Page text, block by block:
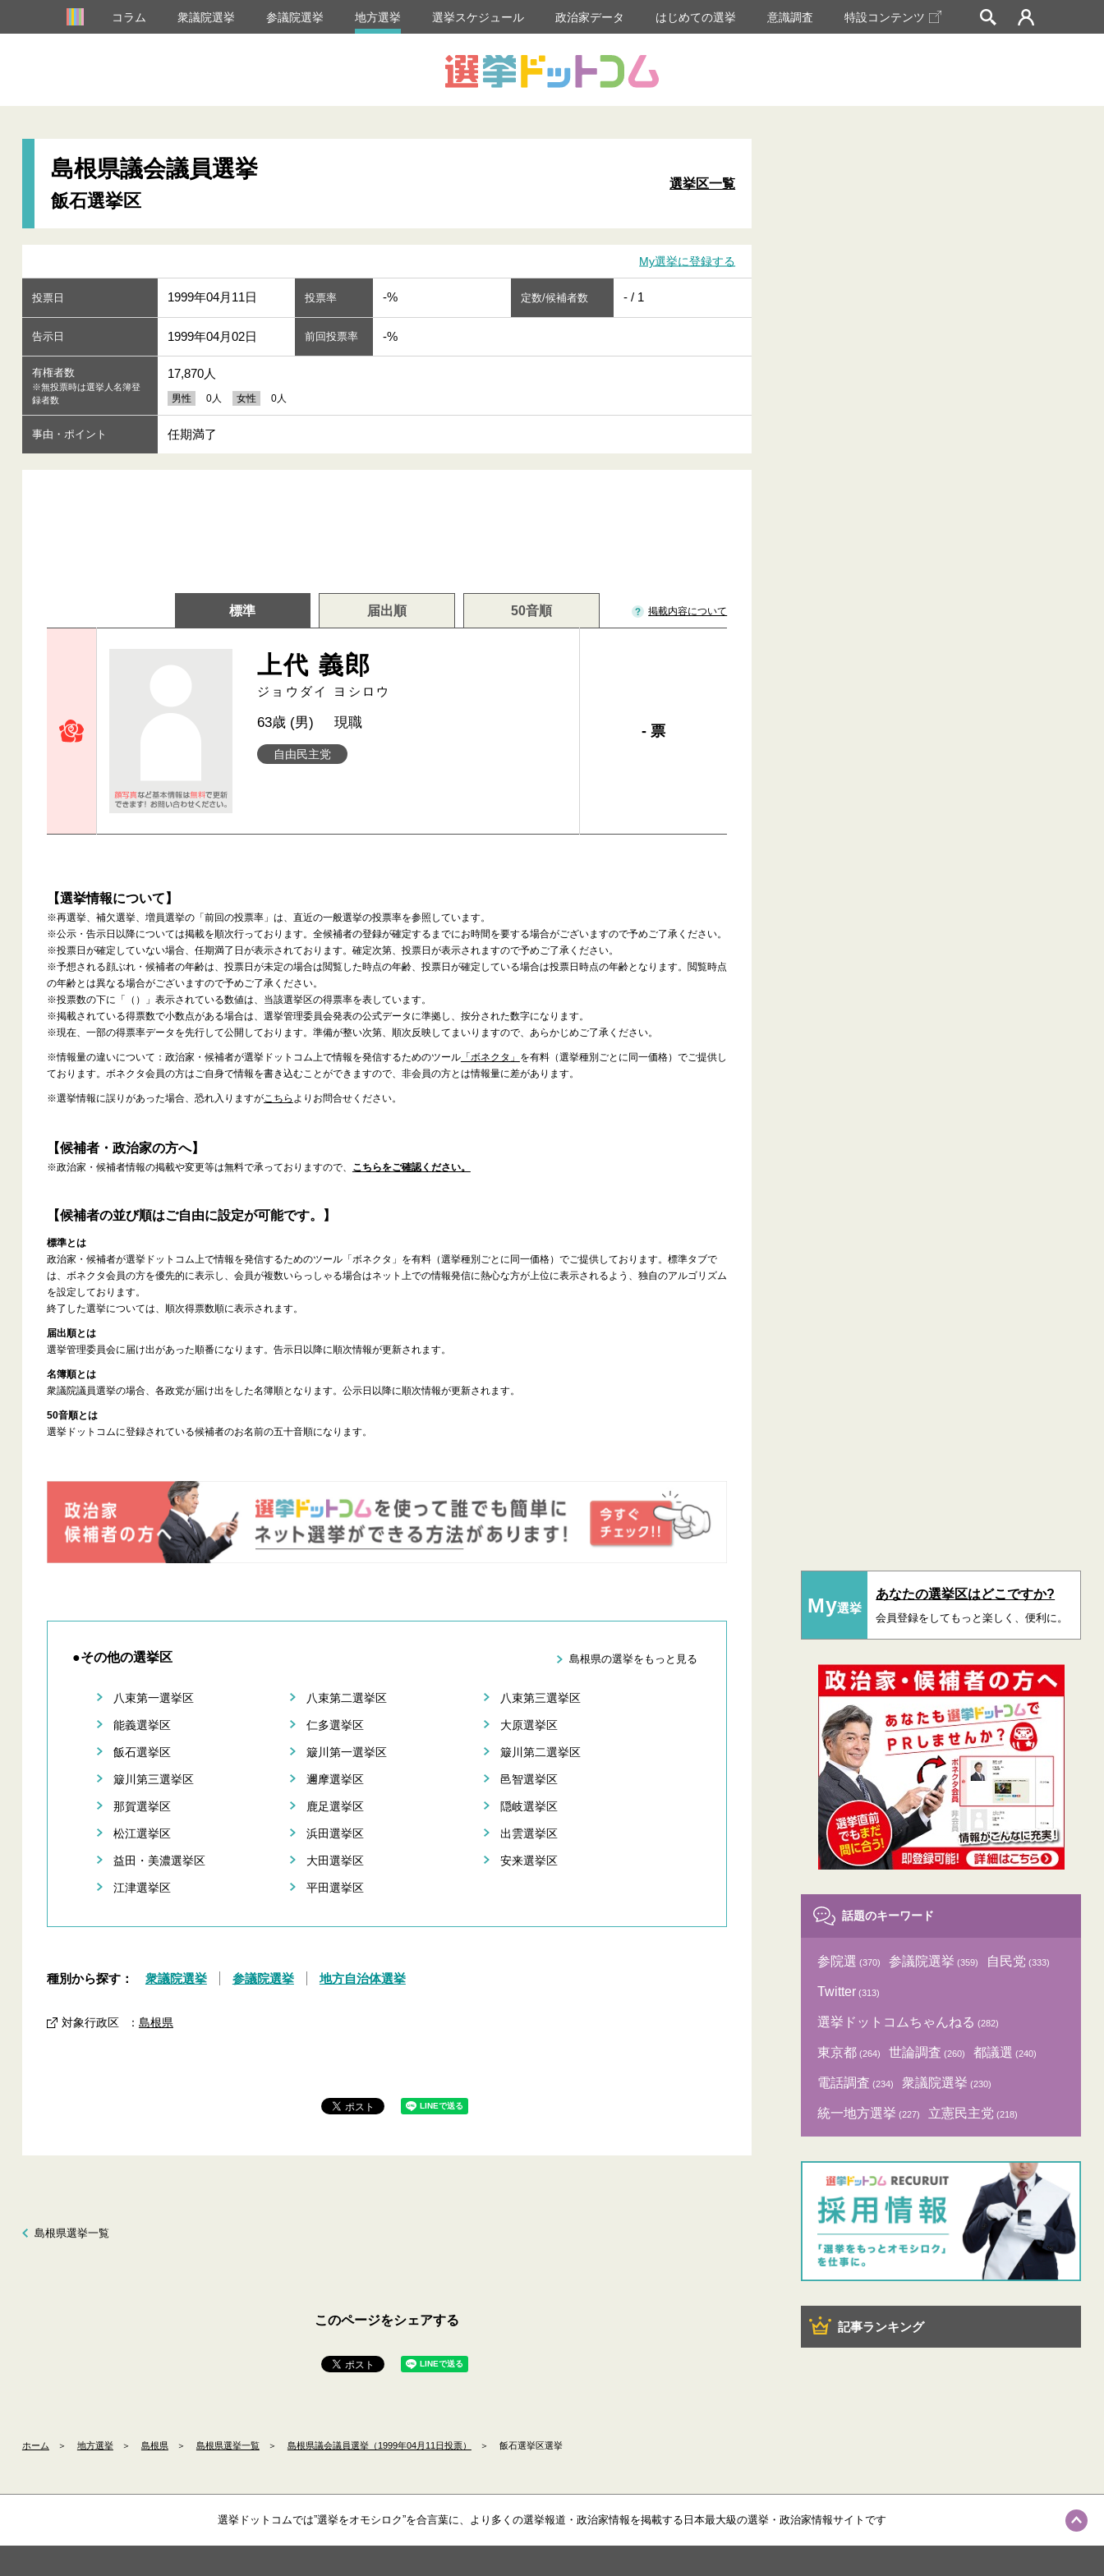
コラム 衆議院選挙 参議院選挙 地方選挙 選挙スケジュール 政治家データ はじめての選挙 意識調査 特設コンテンツ
島根県議会議員選挙
飯石選挙区
選挙区一覧
My選挙に登録する
投票日 1999年04月11日 投票率 -% 定数/候補者数 - / 1
告示日 1999年04月02日 前回投票率 -%
有権者数
※無投票時は選挙人名簿登
録者数
17,870人
男性 0人 女性 0人
事由・ポイント 任期満了
標準 届出順 50音順 掲載内容について
上代 義郎
ジョウダイ ヨシロウ
自由民主党
63歳 (男) 現職
- 票
【選挙情報について】
※再選挙、補欠選挙、増員選挙の「前回の投票率」は、直近の一般選挙の投票率を参照しています。
※公示・告示日以降については掲載を順次行っております。全候補者の登録が確定するまでにお時間を要する場合がございますので予めご了承ください。
※投票日が確定していない場合、任期満了日が表示されております。確定次第、投票日が表示されますので予めご了承ください。
※予想される顔ぶれ・候補者の年齢は、投票日が未定の場合は閲覧した時点の年齢、投票日が確定している場合は投票日時点の年齢となります。閲覧時点
の年齢とは異なる場合がございますので予めご了承ください。
※投票数の下に「（）」表示されている数値は、当該選挙区の得票率を表しています。
※掲載されている得票数で小数点がある場合は、選挙管理委員会発表の公式データに準拠し、按分された数字になります。
※現在、一部の得票率データを先行して公開しております。準備が整い次第、順次反映してまいりますので、あらかじめご了承ください。
※情報量の違いについて：政治家・候補者が選挙ドットコム上で情報を発信するためのツール「ボネクタ」 を有料（選挙種別ごとに同一価格）でご提供し
ております。ボネクタ会員の方はご自身で情報を書き込むことができますので、非会員の方とは情報量に差があります。
※選挙情報に誤りがあった場合、恐れ入りますがこちら よりお問合せください。
【候補者・政治家の方へ】
※政治家・候補者情報の掲載や変更等は無料で承っておりますので、 こちらをご確認ください。
【候補者の並び順はご自由に設定が可能です。】
標準とは
政治家・候補者が選挙ドットコム上で情報を発信するためのツール「ボネクタ」を有料（選挙種別ごとに同一価格）でご提供しております。標準タブで
は、ボネクタ会員の方を優先的に表示し、会員が複数いらっしゃる場合はネット上での情報発信に熱心な方が上位に表示されるよう、独自のアルゴリズム
を設定しております。
終了した選挙については、順次得票数順に表示されます。
届出順とは
選挙管理委員会に届け出があった順番になります。告示日以降に順次情報が更新されます。
名簿順とは
衆議院議員選挙の場合、各政党が届け出をした名簿順となります。公示日以降に順次情報が更新されます。
50音順とは
選挙ドットコムに登録されている候補者のお名前の五十音順になります。
●その他の選挙区 島根県の選挙をもっと見る
八束第一選挙区 八束第二選挙区 八束第三選挙区
能義選挙区 仁多選挙区 大原選挙区
飯石選挙区 簸川第一選挙区 簸川第二選挙区
簸川第三選挙区 邇摩選挙区 邑智選挙区
那賀選挙区 鹿足選挙区 隠岐選挙区
松江選挙区 浜田選挙区 出雲選挙区
益田・美濃選挙区 大田選挙区 安来選挙区
江津選挙区 平田選挙区
種別から探す： 衆議院選挙 参議院選挙 地方自治体選挙
対象行政区 ： 島根県
島根県選挙一覧
このページをシェアする
My選挙
あなたの選挙区はどこですか?
会員登録をしてもっと楽しく、便利に。
話題のキーワード
参院選 (370) 参議院選挙 (359) 自民党 (333)
Twitter (313)
選挙ドットコムちゃんねる (282)
東京都 (264) 世論調査 (260) 都議選 (240)
電話調査 (234) 衆議院選挙 (230)
統一地方選挙 (227) 立憲民主党 (218)
記事ランキング
ホーム ＞ 地方選挙 ＞ 島根県 ＞ 島根県選挙一覧 ＞ 島根県議会議員選挙（1999年04月11日投票） ＞ 飯石選挙区選挙
選挙ドットコムでは”選挙をオモシロク”を合言葉に、より多くの選挙報道・政治家情報を掲載する日本最大級の選挙・政治家情報サイトです